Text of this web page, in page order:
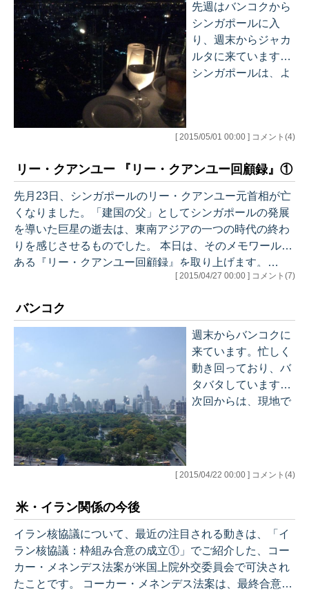
先週はバンコクから
シンガポールに入
り、週末からジャカ
ルタに来ています。
シンガポールは、よ
ると、そうした環境
げて努力しているこ
とを実感します。 特
に人材育成に対する
取り組みが凄い。こ
こで生きることが幸
せなのかは分からな
いですが、少なくと
けるというか、日本
ももっと何とかなら
ないものかと思いま
す。 ジャカルタは、
ショッピングモール
に象徴される内需拡
得層の成長が大量消
あるのでしょう。 景
気の停滞も…
[ 2015/05/01 00:00 ] コメント(4)
リー・クアンユー 『リー・クアンユー回顧録』①
先月23日、シンガポールのリー・クアンユー元首相が亡
くなりました。「建国の父」としてシンガポールの発展
を導いた巨星の逝去は、東南アジアの一つの時代の終わ
りを感じさせるものでした。 本日は、そのメモワールで
ある『リー・クアンユー回顧録』を取り上げます。…
[ 2015/04/27 00:00 ] コメント(7)
バンコク
週末からバンコクに
来ています。忙しく
動き回っており、バ
タバタしています。
次回からは、現地で
う少し気楽に、楽し
い記事にしたいなと
思っています。とい
いながら、どうして
もリスク中心の話に
[ 2015/04/22 00:00 ] コメント(4)
米・イラン関係の今後
イラン核協議について、最近の注目される動きは、「イ
ラン核協議：枠組み合意の成立①」でご紹介した、コー
カー・メネンデス法案が米国上院外交委員会で可決され
たことです。 コーカー・メネンデス法案は、最終合意の